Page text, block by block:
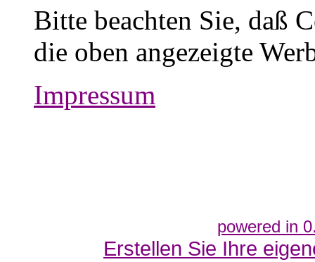
Bitte beachten Sie, daß
die oben angezeigte
Impressum
powered in
Erstellen Sie Ihre